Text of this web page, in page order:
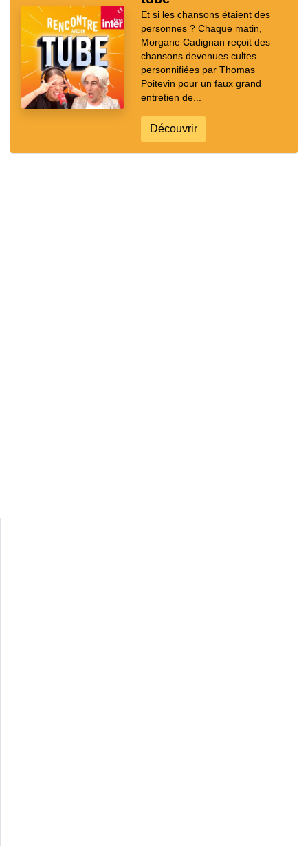
Et si les chansons étaient des
personnes ? Chaque matin,
Morgane Cadignan reçoit des
chansons devenues cultes
personnifiées par Thomas
Poitevin pour un faux grand
entretien de...
Découvrir